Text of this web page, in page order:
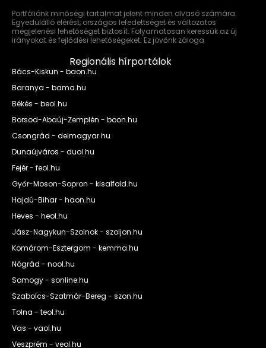
Portfóliónk minőségi tartalmat jelent minden olvasó számára.
Egyedülálló elérést, országos lefedettséget és változatos
megjelenési lehetőséget biztosít. Folyamatosan keressük az új
irányokat és fejlődési lehetőségeket. Ez jövőnk záloga.
Regionális hírportálok
Bács-Kiskun - baon.hu
Baranya - bama.hu
Békés - beol.hu
Borsod-Abaúj-Zemplén - boon.hu
Csongrád - delmagyar.hu
Dunaújváros - duol.hu
Fejér - feol.hu
Győr-Moson-Sopron - kisalfold.hu
Hajdú-Bihar - haon.hu
Heves - heol.hu
Jász-Nagykun-Szolnok - szoljon.hu
Komárom-Esztergom - kemma.hu
Nógrád - nool.hu
Somogy - sonline.hu
Szabolcs-Szatmár-Bereg - szon.hu
Tolna - teol.hu
Vas - vaol.hu
Veszprém - veol.hu